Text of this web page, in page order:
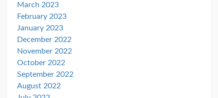
March 2023
February 2023
January 2023
December 2022
November 2022
October 2022
September 2022
August 2022